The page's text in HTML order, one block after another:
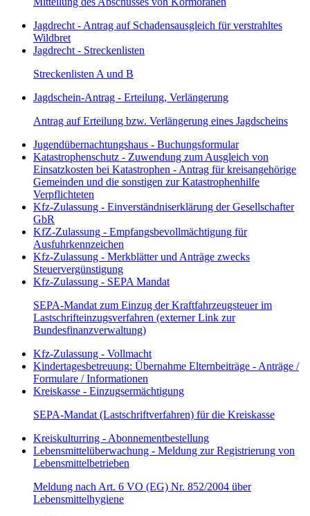
Jagdrecht - Antrag auf Schadensausgleich für verstrahltes
Wildbret
Jagdrecht - Streckenlisten
Streckenlisten A und B
Jagdschein-Antrag - Erteilung, Verlängerung
Antrag auf Erteilung bzw. Verlängerung eines Jagdscheins
Jugendübernachtungshaus - Buchungsformular
Katastrophenschutz - Zuwendung zum Ausgleich von
Einsatzkosten bei Katastrophen - Antrag für kreisangehörige
Gemeinden und die sonstigen zur Katastrophenhilfe
Verpflichteten
Kfz-Zulassung - Einverständniserklärung der Gesellschafter
GbR
KfZ-Zulassung - Empfangsbevollmächtigung für
Ausfuhrkennzeichen
Kfz-Zulassung - Merkblätter und Anträge zwecks
Steuervergünstigung
Kfz-Zulassung - SEPA Mandat
SEPA-Mandat zum Einzug der Kraftfahrzeugsteuer im
Lastschrifteinzugsverfahren (externer Link zur
Bundesfinanzverwaltung)
Kfz-Zulassung - Vollmacht
Kindertagesbetreuung: Übernahme Elternbeiträge - Anträge /
Formulare / Informationen
Kreiskasse - Einzugsermächtigung
SEPA-Mandat (Lastschriftverfahren) für die Kreiskasse
Kreiskulturring - Abonnementbestellung
Lebensmittelüberwachung - Meldung zur Registrierung von
Lebensmittelbetrieben
Meldung nach Art. 6 VO (EG) Nr. 852/2004 über
Lebensmittelhygiene